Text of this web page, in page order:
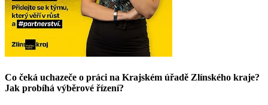
Co čeká uchazeče o práci na Krajském úřadě Zlínského kraje?
Jak probíhá výběrové řízení?